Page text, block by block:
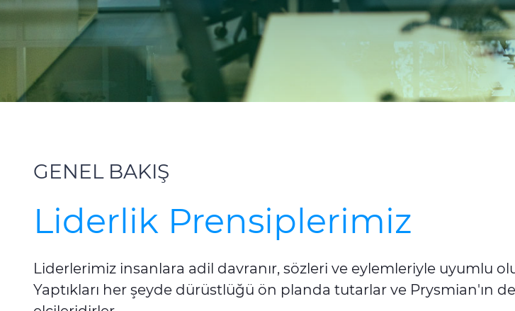
GENEL BAKIŞ
Liderlik Prensiplerimiz
Liderlerimiz insanlara adil davranır, sözleri ve eylemleriyle uyumlu
Yaptıkları her şeyde dürüstlüğü ön planda tutarlar ve Prysmian'ın